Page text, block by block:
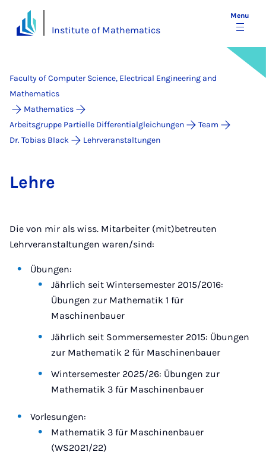
Institute of Mathematics
Menu
Faculty of Computer Science, Electrical Engineering and
Mathematics
Mathematics
Arbeitsgruppe Partielle Differentialgleichungen
Team
Dr. Tobias Black
Lehrveranstaltungen
Lehre
Die von mir als wiss. Mitarbeiter (mit)betreuten
Lehrveranstaltungen waren/sind:
Übungen:
Jährlich seit Wintersemester 2015/2016:
Übungen zur Mathematik 1 für
Maschinenbauer
Jährlich seit Sommersemester 2015: Übungen
zur Mathematik 2 für Maschinenbauer
Wintersemester 2025/26: Übungen zur
Mathematik 3 für Maschinenbauer
Vorlesungen:
Mathematik 3 für Maschinenbauer
(WS2021/22)